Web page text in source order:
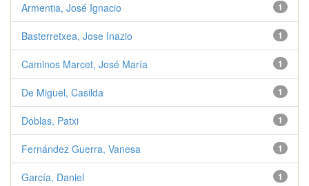
1
Armentia, José Ignacio
1
Basterretxea, Jose Inazio
1
Caminos Marcet, José María
1
De Miguel, Casilda
1
Doblas, Patxi
1
Fernández Guerra, Vanesa
1
García, Daniel